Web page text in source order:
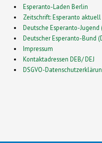
Esperanto-Laden Berlin
Zeitschrift: Esperanto aktuell
Deutsche Esperanto-Jugend
Deutscher Esperanto-Bund
Impressum
Kontaktadressen DEB/ DEJ
DSGVO-